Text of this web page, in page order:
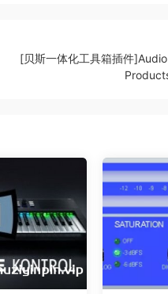
your system is not
[贝斯一体化工具箱插件